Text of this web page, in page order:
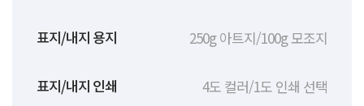
표지/내지 용지 250g 아트지/100g 모조지
표지/내지 인쇄 4도 컬러/1도 인쇄 선택